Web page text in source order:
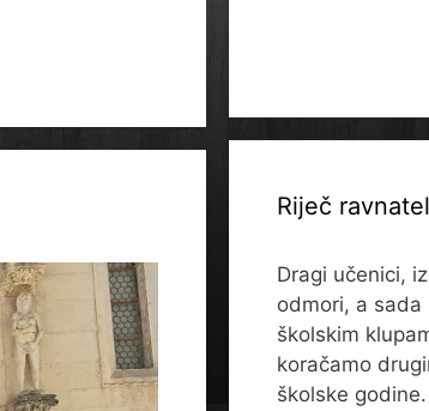
Riječ
Dragi učenici,
odmori, a sada
školskim
koračamo
školske